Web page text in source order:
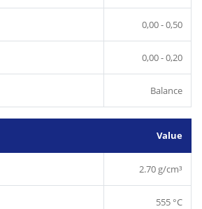
0,00 - 0,50
0,00 - 0,20
Balance
Value
2.70 g/cm³
555 °C